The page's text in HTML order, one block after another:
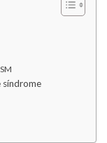
síndrome